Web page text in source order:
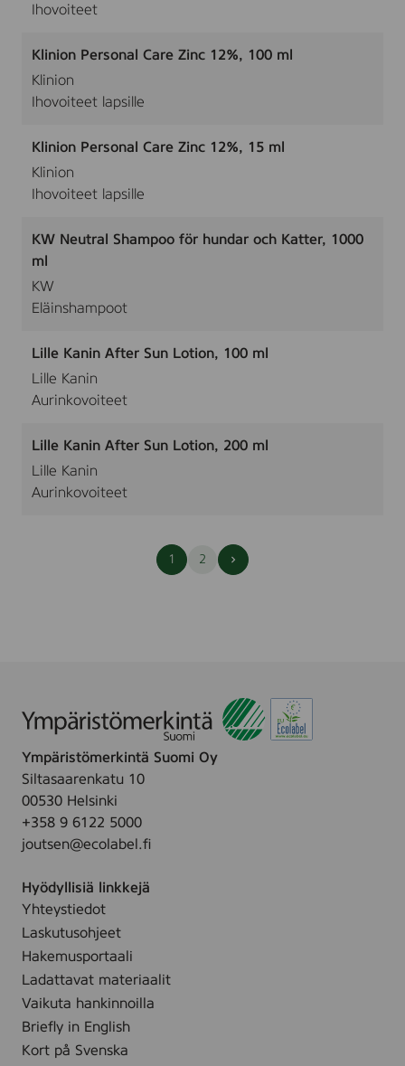
Ihovoiteet
Klinion Personal Care Zinc 12%, 100 ml
Klinion
Ihovoiteet lapsille
Klinion Personal Care Zinc 12%, 15 ml
Klinion
Ihovoiteet lapsille
KW Neutral Shampoo för hundar och Katter, 1000
ml
KW
Eläinshampoot
Lille Kanin After Sun Lotion, 100 ml
Lille Kanin
Aurinkovoiteet
Lille Kanin After Sun Lotion, 200 ml
Lille Kanin
Aurinkovoiteet
1 2
Seuraava
sivu
Ympäristömerkintä Suomi Oy
Siltasaarenkatu 10
00530 Helsinki
+358 9 6122 5000
joutsen@ecolabel.fi
Hyödyllisiä linkkejä
Yhteystiedot
Laskutusohjeet
Hakemusportaali
Ladattavat materiaalit
Vaikuta hankinnoilla
Briefly in English
Kort på Svenska